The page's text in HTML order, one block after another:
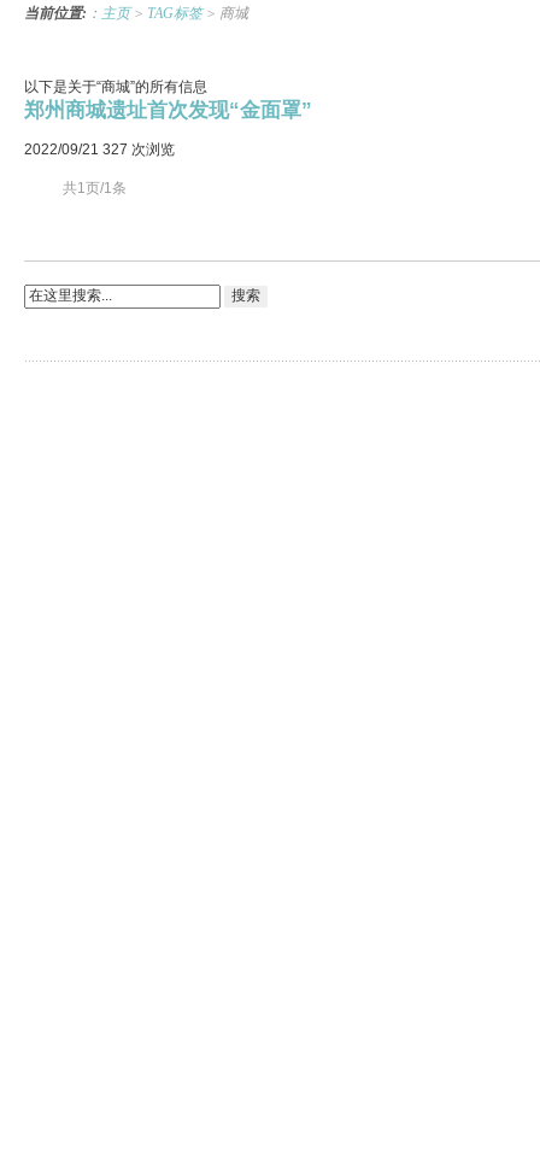
当前位置: ： 主页> TAG标签> 商城
以下是关于“商城”的所有信息
郑州商城遗址首次发现“金面罩”
2022/09/21 327 次浏览
共1页/1条